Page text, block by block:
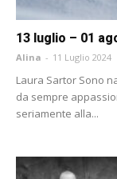
13 luglio – 01
Alina - 11 Luglio 2024
Laura Sartor Sono
da sempre
seriamente alla...